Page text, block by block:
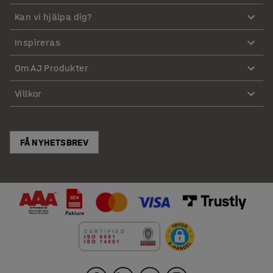
Kan vi hjälpa dig?
Inspireras
Om AJ Produkter
Villkor
FÅ NYHETSBREV